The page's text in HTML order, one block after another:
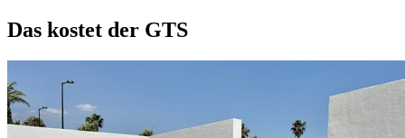
Das kostet der GTS